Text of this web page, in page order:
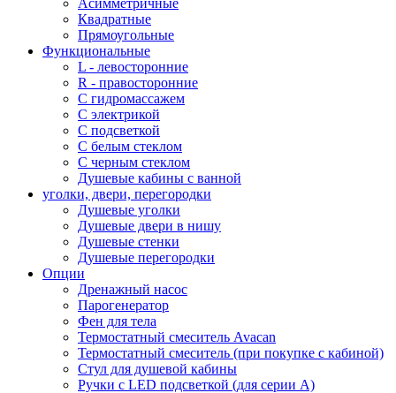
Асимметричные
Квадратные
Прямоугольные
Функциональные
L - левосторонние
R - правосторонние
С гидромассажем
С электрикой
С подсветкой
С белым стеклом
С черным стеклом
Душевые кабины с ванной
уголки, двери, перегородки
Душевые уголки
Душевые двери в нишу
Душевые стенки
Душевые перегородки
Опции
Дренажный насос
Парогенератор
Фен для тела
Термостатный смеситель Avacan
Термостатный смеситель (при покупке с кабиной)
Стул для душевой кабины
Ручки с LED подсветкой (для серии A)